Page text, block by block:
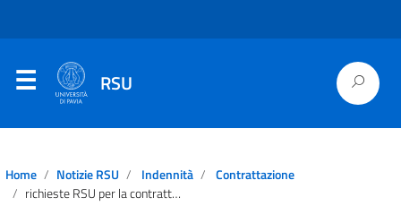
RSU
Home Notizie RSU Indennità
Contrattazione
richieste RSU per la contrattazione del 25 gennaio 2017